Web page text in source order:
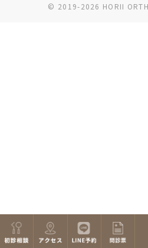
© 2019-2026 HORII